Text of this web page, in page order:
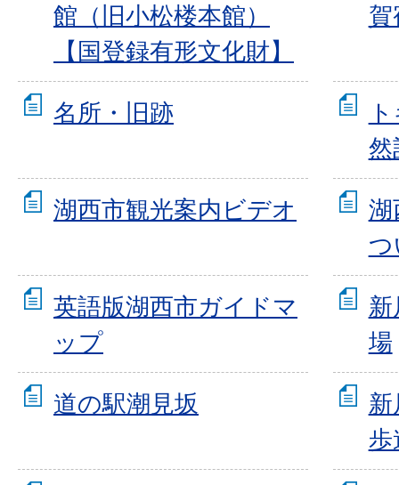
館（旧小松楼本館）
【国登録有形文化財】
名所・旧跡
然
湖西市観光案内ビデオ
湖
英語版湖西市ガイドマ
ップ
場
道の駅潮見坂
歩